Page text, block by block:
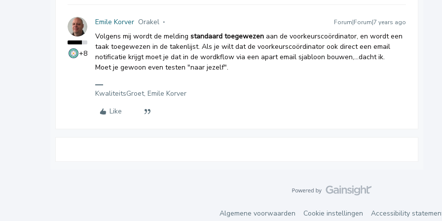
+8
Emile Korver Orakel Forum|Forum|7 years ago
Volgens mij wordt de melding standaard toegewezen aan de voorkeurscoördinator, en wordt een
taak toegewezen in de takenlijst. Als je wilt dat de voorkeurscoördinator ook direct een email
notificatie krijgt moet je dat in de wordkflow via een apart email sjabloon bouwen,...dacht ik.
Moet je gewoon even testen "naar jezelf".
KwaliteitsGroet, Emile Korver
Like
Algemene voorwaarden Cookie instellingen Accessibility